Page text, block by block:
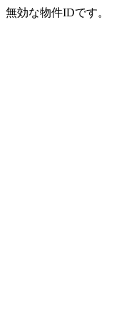
無効な物件IDです。